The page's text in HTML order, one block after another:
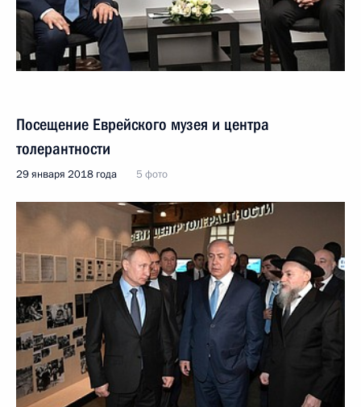
Посещение Еврейского музея и центра
толерантности
29 января 2018 года 5 фото